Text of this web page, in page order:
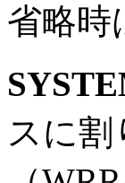
省略時
スに